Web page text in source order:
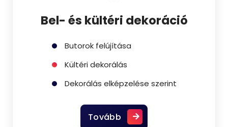
Bel- és kültéri dekoráció
Butorok felújítása
Kültéri dekorálás
Dekorálás elképzelése szerint
Tovább